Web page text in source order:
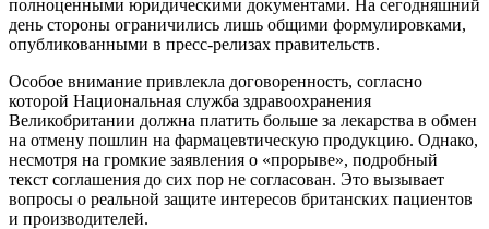
полноценными юридическими документами. На сегодняшний
день стороны ограничились лишь общими формулировками,
опубликованными в пресс-релизах правительств.
Особое внимание привлекла договоренность, согласно
которой Национальная служба здравоохранения
Великобритании должна платить больше за лекарства в обмен
на отмену пошлин на фармацевтическую продукцию. Однако,
несмотря на громкие заявления о «прорыве», подробный
текст соглашения до сих пор не согласован. Это вызывает
вопросы о реальной защите интересов британских пациентов
и производителей.